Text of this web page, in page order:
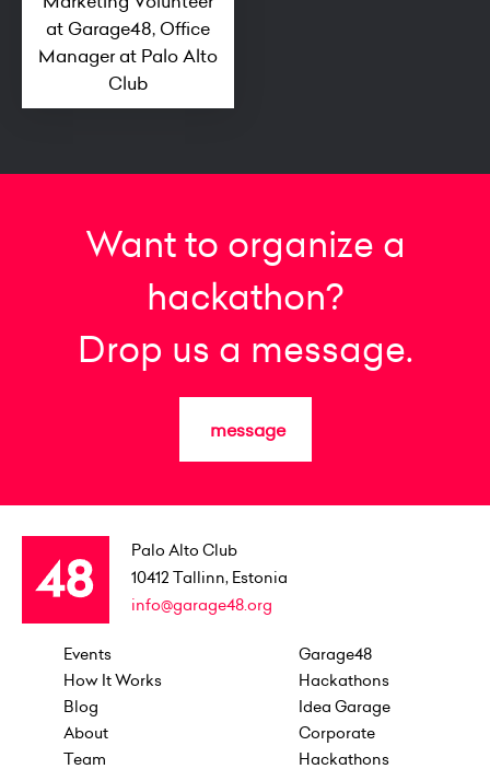
at Garage48, Office
Manager at Palo Alto
Club
Want to organize a
hackathon?
Drop us a message.
message
Palo Alto Club
10412 Tallinn, Estonia
info@garage48.org
Events
How It Works
Blog
About
Team
Garage48
Hackathons
Idea Garage
Corporate
Hackathons